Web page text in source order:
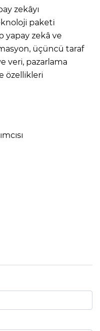
zekâyı
paketi
yapay zekâ ve
üçüncü taraf
veri, pazarlama
özellikleri